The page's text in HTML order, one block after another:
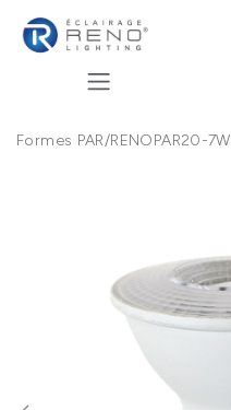
Formes PAR/RENOPAR20-